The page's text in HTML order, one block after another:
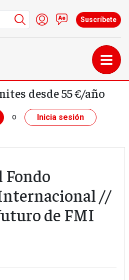
Menú de cuenta de
Iniciar sesión
Contacto
Suscríbete
desde 55 €/año
o Inicia sesión
//
de FMI